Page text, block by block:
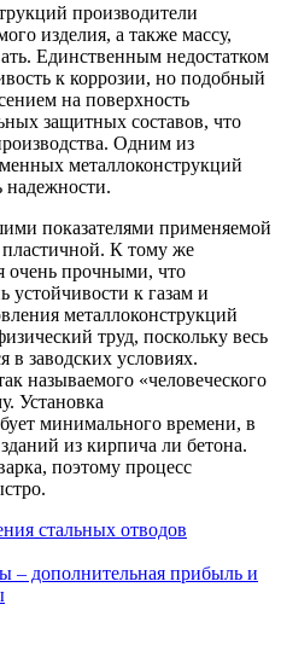
производители
изделия, а также массу,
Единственным недостатком
к коррозии, но подобный
на поверхность
защитных составов, что
Одним из
металлоконструкций
надежности.
показателями применяемой
пластичной. К тому же
очень прочными, что
устойчивости к газам и
металлоконструкций
труд, поскольку весь
в заводских условиях.
называемого «человеческого
Установка
минимального времени, в
из кирпича ли бетона.
поэтому процесс
стальных отводов
– дополнительная прибыль и